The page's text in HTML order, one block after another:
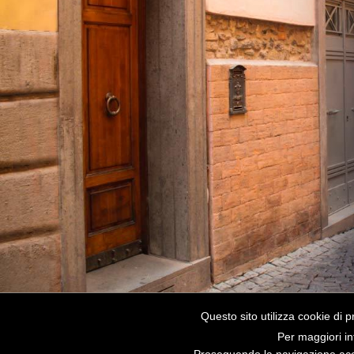
Questo sito utilizza cookie di
Per maggiori